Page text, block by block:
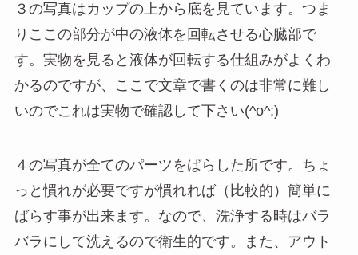
３の写真はカップの上から底を見ています。つま
りここの部分が中の液体を回転させる心臓部で
す。実物を見ると液体が回転する仕組みがよくわ
かるのですが、ここで文章で書くのは非常に難し
いのでこれは実物で確認して下さい(^o^;)
４の写真が全てのパーツをばらした所です。ちょ
っと慣れが必要ですが慣れれば（比較的）簡単に
ばらす事が出来ます。なので、洗浄する時はバラ
バラにして洗えるので衛生的です。また、アウト